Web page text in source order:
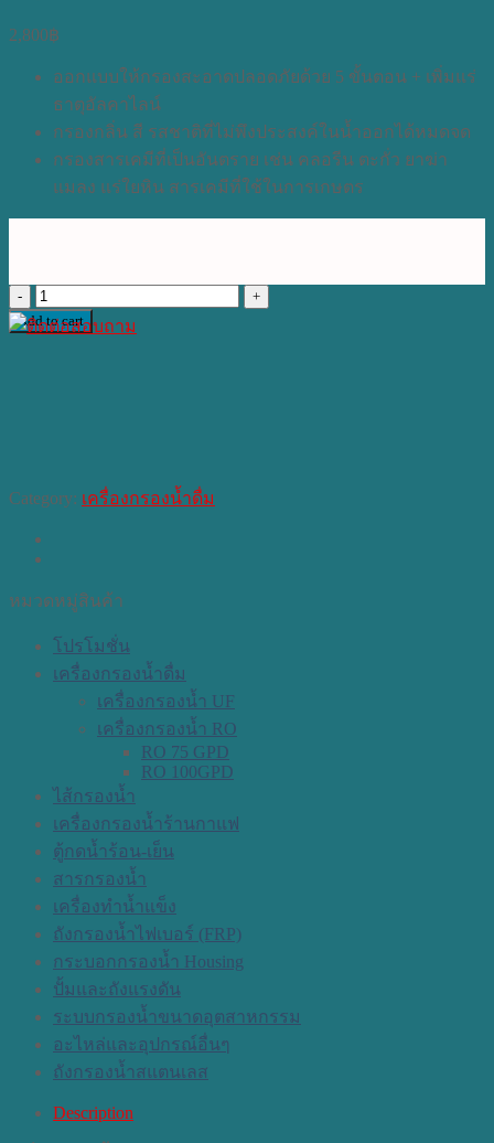
2,800฿
ออกแบบให้กรองสะอาดปลอดภัยด้วย 5 ขั้นตอน + เพิ่มแร่
ธาตุอัลคาไลน์
กรองกลิ่น สี รสชาติที่ไม่พึงประสงค์ในน้ำออกได้หมดจด
กรองสารเคมีที่เป็นอันตราย เช่น คลอรีน ตะกั่ว ยาฆ่า
แมลง แร่ใยหิน สารเคมีที่ใช้ในการเกษตร
เครื่อง
กรอง
Add to cart
Category: เครื่องกรองน้ำดื่ม
หมวดหมู่สินค้า
โปรโมชั่น
เครื่องกรองน้ำดื่ม
เครื่องกรองน้ำ UF
เครื่องกรองน้ำ RO
RO 75 GPD
RO 100GPD
ไส้กรองน้ำ
เครื่องกรองน้ำร้านกาแฟ
ตู้กดน้ำร้อน-เย็น
สารกรองน้ำ
เครื่องทำน้ำแข็ง
ถังกรองน้ำไฟเบอร์ (FRP)
กระบอกกรองน้ำ Housing
ปั้มและถังแรงดัน
ระบบกรองน้ำขนาดอุตสาหกรรม
อะไหล่และอุปกรณ์อื่นๆ
ถังกรองน้ำสแตนเลส
Description